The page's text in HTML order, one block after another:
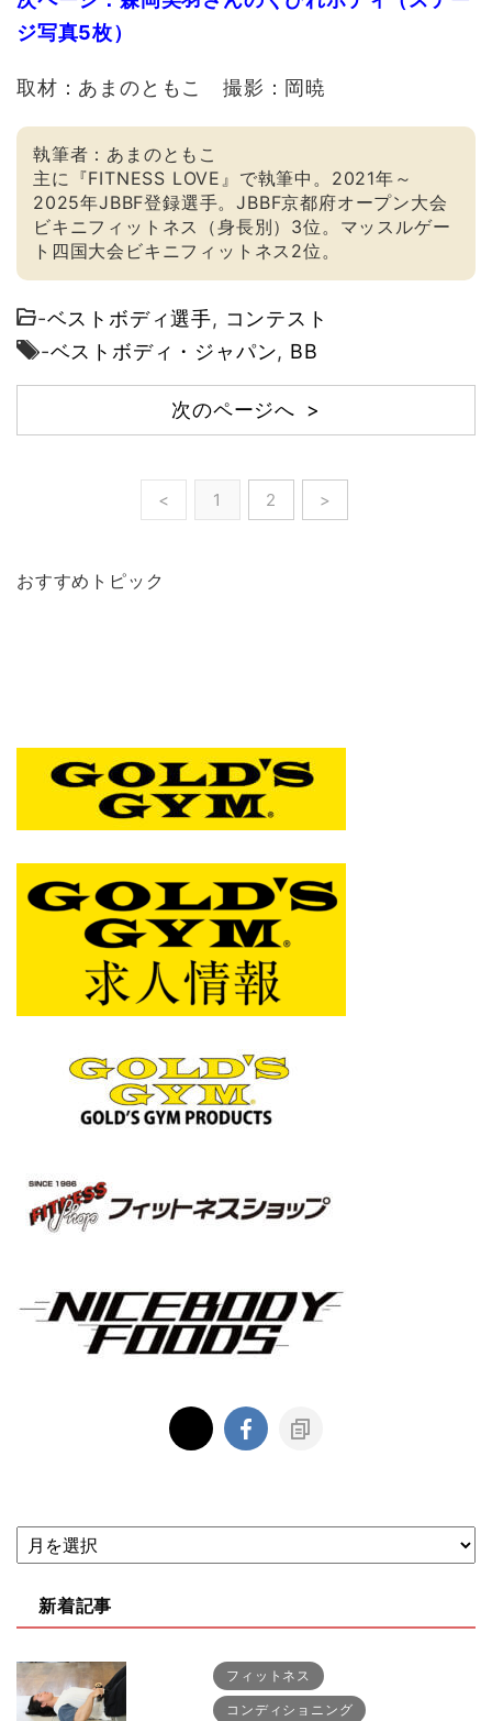
ジ写真5枚）
取材：あまのともこ 撮影：岡暁
執筆者：あまのともこ
主に『FITNESS LOVE』で執筆中。2021年～
2025年JBBF登録選手。JBBF京都府オープン大会
ビキニフィットネス（身長別）3位。マッスルゲー
ト四国大会ビキニフィットネス2位。
-ベストボディ選手, コンテスト
-ベストボディ・ジャパン, BB
次のページへ >
< 1 2 >
おすすめトピック
新着記事
フィットネス
コンディショニング